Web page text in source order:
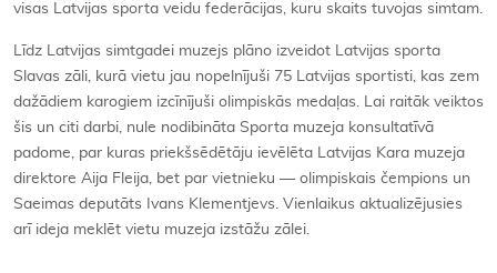
visas Latvijas sporta veidu federācijas, kuru skaits tuvojas simtam.
Līdz Latvijas simtgadei muzejs plāno izveidot Latvijas sporta
Slavas zāli, kurā vietu jau nopelnījuši 75 Latvijas sportisti, kas zem
dažādiem karogiem izcīnījuši olimpiskās medaļas. Lai raitāk veiktos
šis un citi darbi, nule nodibināta Sporta muzeja konsultatīvā
padome, par kuras priekšsēdētāju ievēlēta Latvijas Kara muzeja
direktore Aija Fleija, bet par vietnieku — olimpiskais čempions un
Saeimas deputāts Ivans Klementjevs. Vienlaikus aktualizējusies
arī ideja meklēt vietu muzeja izstāžu zālei.